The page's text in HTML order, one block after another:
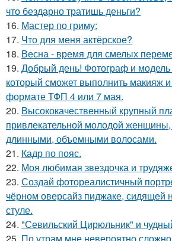
что бездарно тратишь деньги?
16. Мастер по гриму:
17. Что для меня актёрское?
18. Весна - время для смелых
19. Добрый день! Фотограф и модель
который сможет выполнить макияж и
формате ТФП 4 или 7 мая.
20. Высококачественный крупный
привлекательной молодой женщины,
длинными, объемными волосами.
21. Кадр по пояс.
22. Моя любимая звездочка и
23. Создай фотореалистичный
чёрном оверсайз пиджаке, сидящей
стуле.
24. "Севильский Цирюльник" и
25. По утрам мне невероятно сложно